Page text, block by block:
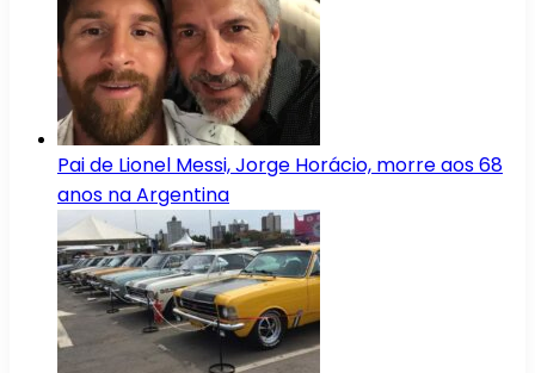
Pai de Lionel Messi, Jorge Horácio, morre aos 68
anos na Argentina